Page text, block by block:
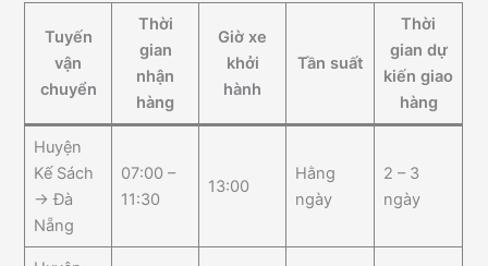
Tuyến
vận
chuyển
Thời
gian
nhận
hàng
Giờ xe
khởi
hành
Tần suất
Thời
gian dự
kiến giao
hàng
Huyện
Kế Sách
→ Đà
Nẵng
07:00 –
11:30
13:00
Hằng
ngày
2 – 3
ngày